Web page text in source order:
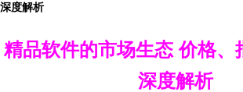
深度解析
精品软件的市场生态 价格、
深度解析